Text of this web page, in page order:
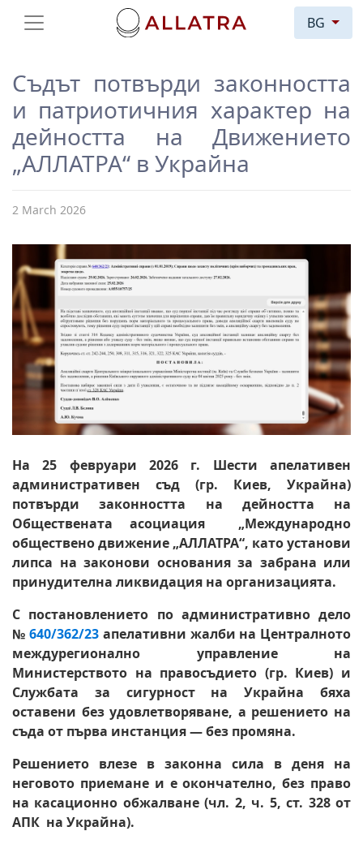
BG
Съдът потвърди законността
и патриотичния характер на
дейността на Движението
„АЛЛАТРА“ в Украйна
2 March 2026
На 25 февруари 2026 г. Шести апелативен
административен съд (гр. Киев, Украйна)
потвърди законността на дейността на
Обществената асоциация „Международно
обществено движение „АЛЛАТРА“, като установи
липса на законови основания за забрана или
принудителна ликвидация на организацията.
С постановлението по административно дело
№ 640/362/23 апелативни жалби на Централното
междурегионално управление на
Министерството на правосъдието (гр. Киев) и
Службата за сигурност на Украйна бяха
оставени без удовлетворяване, а решението на
съда от първа инстанция — без промяна.
Решението влезе в законна сила в деня на
неговото приемане и е окончателно, без право
на касационно обжалване (чл. 2, ч. 5, ст. 328 от
АПК на Украйна).